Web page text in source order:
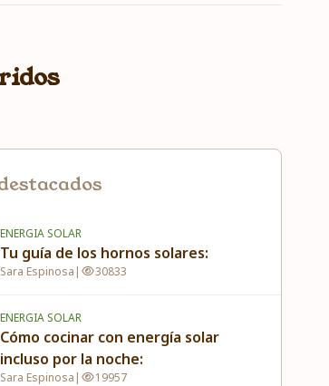
ENERGIA SOLAR
Tu guía de los hornos solares:
Sara Espinosa | 30833
ENERGIA SOLAR
Cómo cocinar con energía solar
incluso por la noche:
Sara Espinosa | 19957